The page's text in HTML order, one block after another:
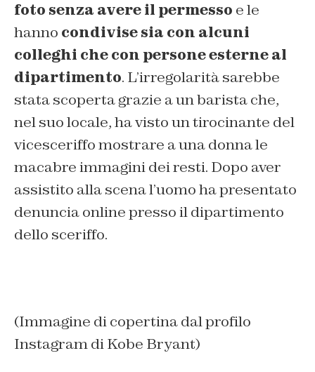
foto senza avere il permesso e le
hanno condivise sia con alcuni
colleghi che con persone esterne al
dipartimento. L’irregolarità sarebbe
stata scoperta grazie a un barista che,
nel suo locale, ha visto un tirocinante del
vicesceriffo mostrare a una donna le
macabre immagini dei resti. Dopo aver
assistito alla scena l’uomo ha presentato
denuncia online presso il dipartimento
dello sceriffo.
(Immagine di copertina dal profilo
Instagram di Kobe Bryant)